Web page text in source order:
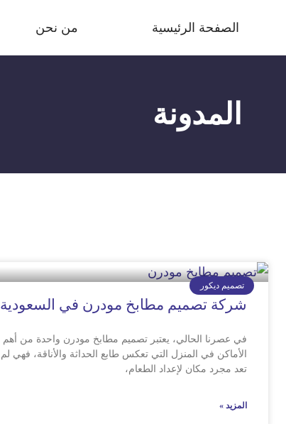
الصفحة الرئيسية من نحن
المدونة
تصميم ديكور
شركة تصميم مطابخ مودرن في السعودية
في عصرنا الحالي، يعتبر تصميم مطابخ مودرن واحدة من أهم
الأماكن في المنزل التي تعكس طابع الحداثة والأناقة، فهي لم
تعد مجرد مكان لإعداد الطعام،
المزيد »